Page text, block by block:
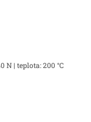
N | teplota: 200 °C